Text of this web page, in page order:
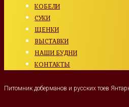
КОБЕЛИ
СУКИ
ЩЕНКИ
ВЫСТАВКИ
НАШИ БУДНИ
КОНТАКТЫ
Питомник доберманов и русских тоев